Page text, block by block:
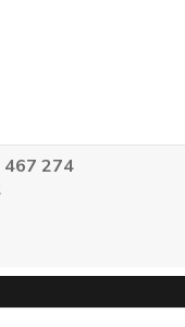
467 274